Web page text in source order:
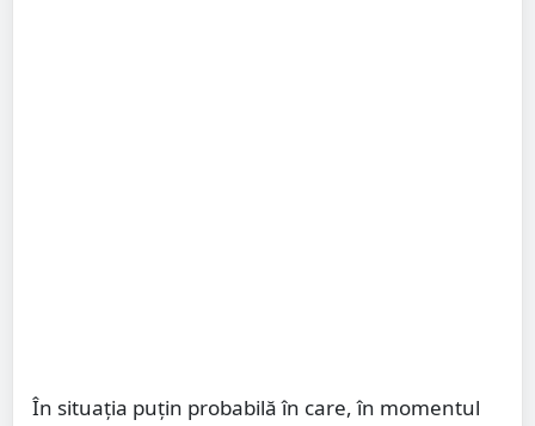
În situația puțin probabilă în care, în momentul